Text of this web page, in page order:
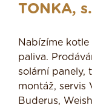
TONKA,
Nabízíme kotle
paliva.
solární panely,
montáž, servis
Buderus,